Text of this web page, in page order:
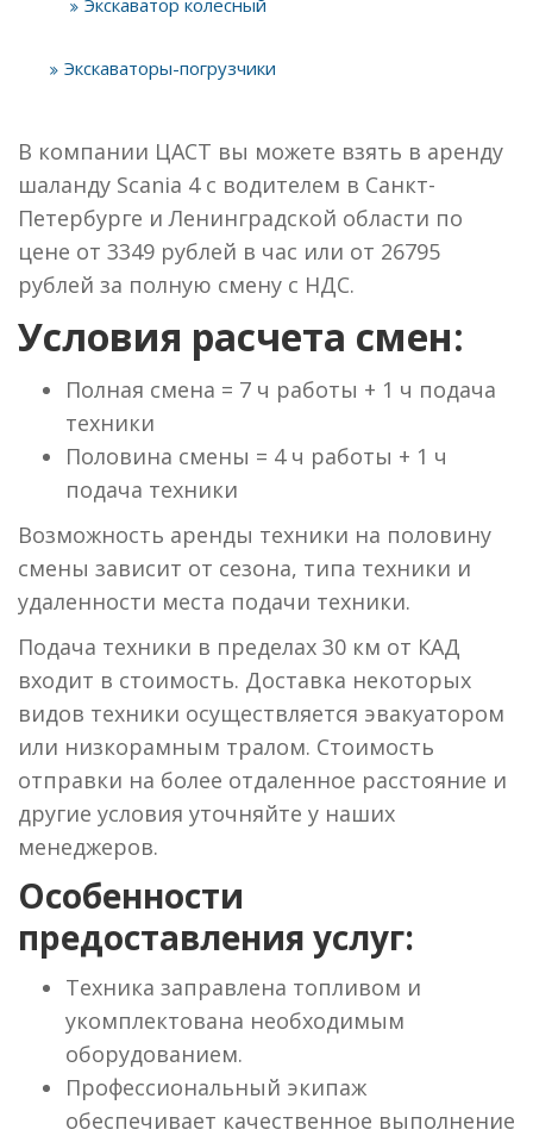
Экскаваторы-погрузчики
В компании ЦАСТ вы можете взять в аренду
шаланду Scania 4 с водителем в Санкт-
Петербурге и Ленинградской области по
цене от 3349 рублей в час или от 26795
рублей за полную смену с НДС.
Условия расчета смен:
Полная смена = 7 ч работы + 1 ч подача
техники
Половина смены = 4 ч работы + 1 ч
подача техники
Возможность аренды техники на половину
смены зависит от сезона, типа техники и
удаленности места подачи техники.
Подача техники в пределах 30 км от КАД
входит в стоимость. Доставка некоторых
видов техники осуществляется эвакуатором
или низкорамным тралом. Стоимость
отправки на более отдаленное расстояние и
другие условия уточняйте у наших
менеджеров.
Особенности
предоставления услуг:
Техника заправлена топливом и
укомплектована необходимым
оборудованием.
Профессиональный экипаж
обеспечивает качественное выполнение